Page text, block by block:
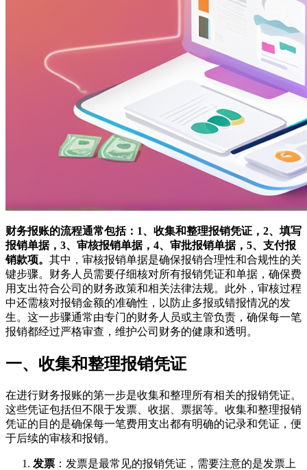
财务报账的流程通常包括：1、收集和整理报销凭证，2、填写
报销单据，3、审核报销单据，4、审批报销单据，5、支付报
销款项。 其中，审核报销单据是确保报销合理性和合规性的关
键步骤。财务人员需要仔细核对所有报销凭证和单据，确保费
用支出符合公司的财务政策和相关法律法规。此外，审核过程
中还需核对报销金额的准确性，以防止多报或错报情况的发
生。这一步骤通常由专门的财务人员或主管负责，确保每一笔
报销都经过严格审查，维护公司财务的健康和透明。
一、收集和整理报销凭证
在进行财务报账的第一步是收集和整理所有相关的报销凭证。
这些凭证包括但不限于发票、收据、票据等。收集和整理报销
凭证的目的是确保每一笔费用支出都有明确的记录和凭证，便
于后续的审核和报销。
发票 ：发票是最常见的报销凭证，需要注意的是发票上